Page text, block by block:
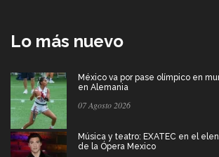
Lo más nuevo
México va por pase olímpico en
en Alemania
07 Agosto 2026
Música y teatro: EXATEC en el
de la Ópera Mexico